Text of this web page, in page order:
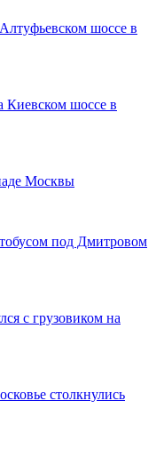
шоссе в
Киевском шоссе в
Москвы
под Дмитровом
с грузовиком на
столкнулись